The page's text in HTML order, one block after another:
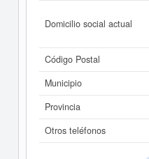
Domicilio social actual
Código Postal
Municipio
Provincia
Otros teléfonos